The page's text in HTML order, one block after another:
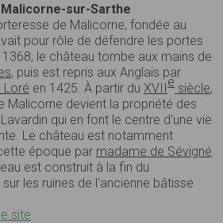
sur-Sarthe
de Malicorne, fondée au
pour rôle de défendre les portes
1368, le château tombe aux mains de
, puis est repris aux Anglais par
Loré en 1425. À partir du XVIIe siècle,
Malicorne devient la propriété des
qui en font le centre d'une vie
Le château est notamment
époque par madame de Sévigné.
est construit à la fin du
sur les ruines de l'ancienne bâtisse
site